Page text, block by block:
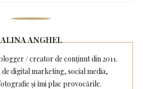
ALINA ANGHEL
/ creator de conținut din 2011.
de digital marketing, social media,
și îmi plac provocările.